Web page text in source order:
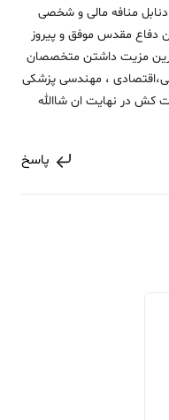
منافه مالی و شخصی
دفاع مقدس موفق و پیروز
مزیت داشتن متخصصان
، مهندسی پزشکی
کش در نهایت ان شاالله
پاسخ